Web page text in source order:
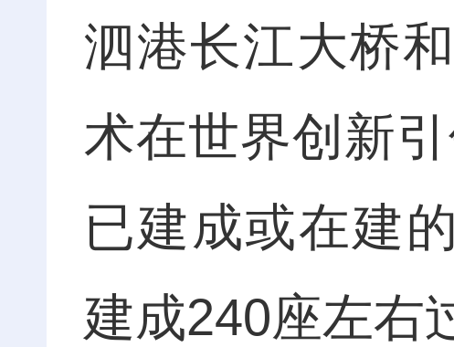
泗港长江大桥
术在世界创新
已建成或在建
建成240座左右